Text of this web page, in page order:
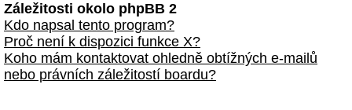
Záležitosti okolo phpBB 2
Kdo napsal tento program?
Proč není k dispozici funkce X?
Koho mám kontaktovat ohledně obtížných e-mailů
nebo právních záležitostí boardu?